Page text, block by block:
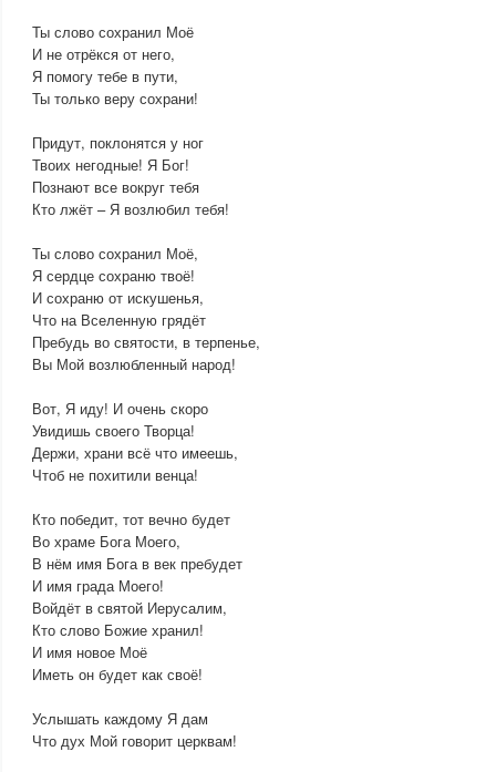
Ты слово сохранил Моё
И не отрёкся от него,
Я помогу тебе в пути,
Ты только веру сохрани!
Придут, поклонятся у ног
Твоих негодные! Я Бог!
Познают все вокруг тебя
Кто лжёт – Я возлюбил тебя!
Ты слово сохранил Моё,
Я сердце сохраню твоё!
И сохраню от искушенья,
Что на Вселенную грядёт
Пребудь во святости, в терпенье,
Вы Мой возлюбленный народ!
Вот, Я иду! И очень скоро
Увидишь своего Творца!
Держи, храни всё что имеешь,
Чтоб не похитили венца!
Кто победит, тот вечно будет
Во храме Бога Моего,
В нём имя Бога в век пребудет
И имя града Моего!
Войдёт в святой Иерусалим,
Кто слово Божие хранил!
И имя новое Моё
Иметь он будет как своё!
Услышать каждому Я дам
Что дух Мой говорит церквам!